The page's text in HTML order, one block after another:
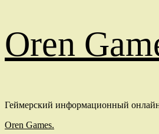
к
содержимому
Oren
Геймерский информационный
Основное
Oren Games.